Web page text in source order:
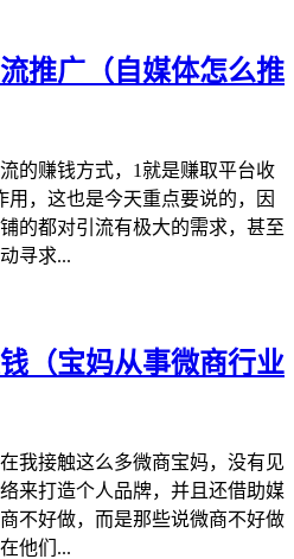
推广（自媒体怎么推
的赚钱方式，1就是赚取平台收
用，这也是今天重点要说的，因
的都对引流有极大的需求，甚至
寻求...
（宝妈从事微商行业
我接触这么多微商宝妈，没有见
来打造个人品牌，并且还借助媒
不好做，而是那些说微商不好做
他们...